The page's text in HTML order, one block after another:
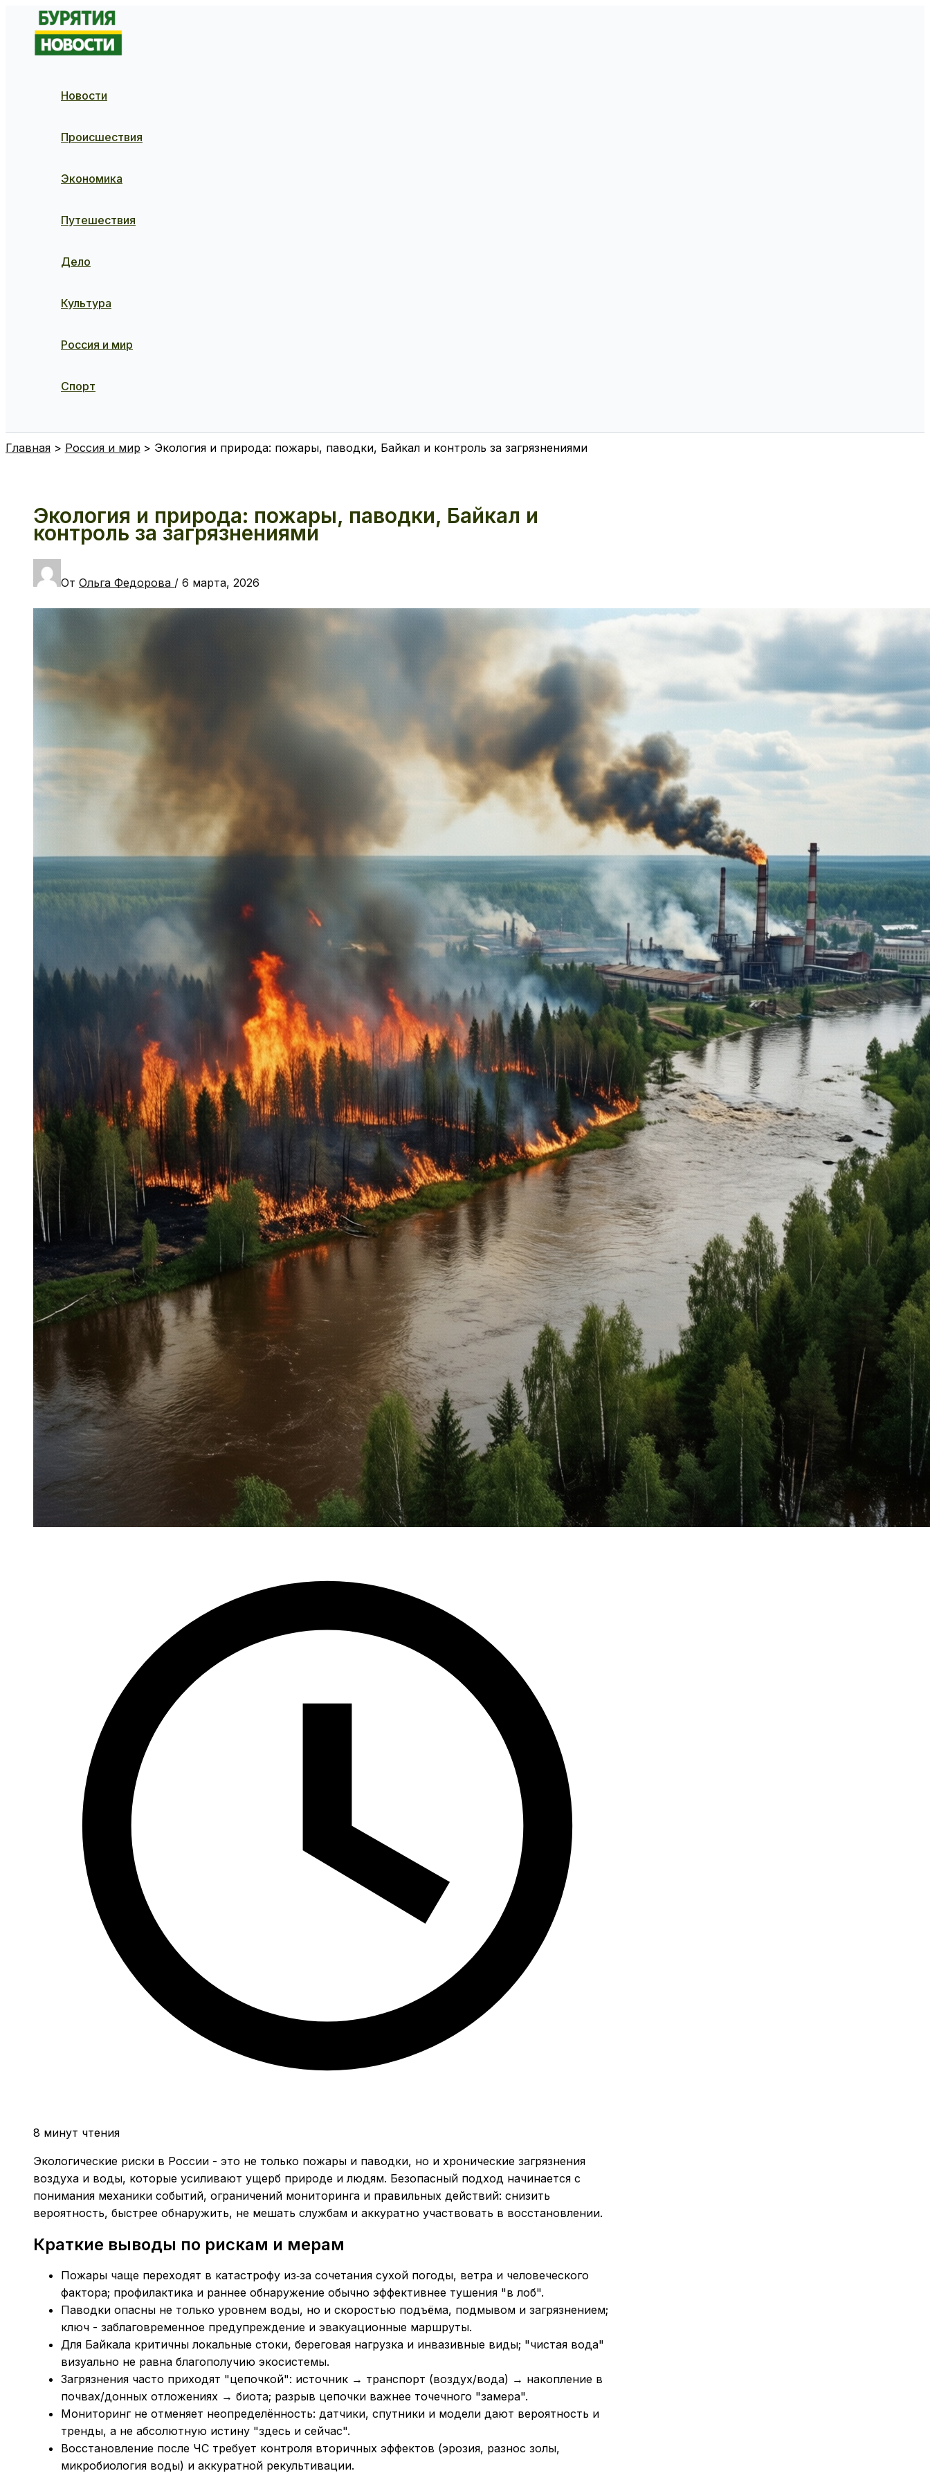
Перейти
содержимому
Новости
Происшествия
Экономика
Путешествия
Дело
Культура
Россия и мир
Спорт
Главная Россия и мир Экология и природа: пожары, паводки, Байкал и контроль за загрязнениями
Экология и природа: пожары, паводки, Байкал и
контроль за загрязнениями
От Ольга Федорова / 6 марта, 2026
8 минут чтения
Экологические риски в России - это не только пожары и паводки, но и хронические загрязнения
воздуха и воды, которые усиливают ущерб природе и людям. Безопасный подход начинается с
понимания механики событий, ограничений мониторинга и правильных действий: снизить
вероятность, быстрее обнаружить, не мешать службам и аккуратно участвовать в восстановлении.
Краткие выводы по рискам и мерам
Пожары чаще переходят в катастрофу из‑за сочетания сухой погоды, ветра и человеческого
фактора; профилактика и раннее обнаружение обычно эффективнее тушения "в лоб".
Паводки опасны не только уровнем воды, но и скоростью подъёма, подмывом и загрязнением;
ключ - заблаговременное предупреждение и эвакуационные маршруты.
Для Байкала критичны локальные стоки, береговая нагрузка и инвазивные виды; "чистая вода"
визуально не равна благополучию экосистемы.
Загрязнения часто приходят "цепочкой": источник → транспорт (воздух/вода) → накопление в
почвах/донных отложениях → биота; разрыв цепочки важнее точечного "замера".
Мониторинг не отменяет неопределённость: датчики, спутники и модели дают вероятность и
тренды, а не абсолютную истину "здесь и сейчас".
Восстановление после ЧС требует контроля вторичных эффектов (эрозия, разнос золы,
микробиология воды) и аккуратной рекультивации.